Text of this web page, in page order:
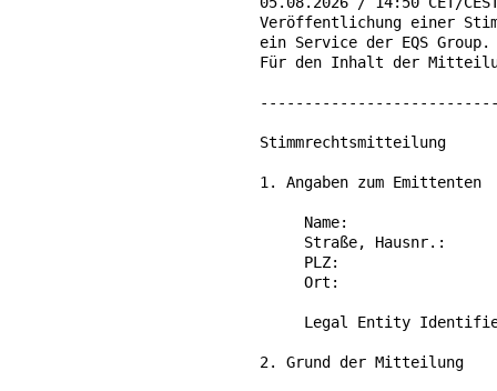
Veröffentlichung einer
ein Service der EQS Group.
Für den Inhalt der
Stimmrechtsmitteilung
1. Angaben zum Emittenten
Name:
Straße, Hausnr.:
PLZ:
Ort:
Legal Entity
2. Grund der Mitteilung